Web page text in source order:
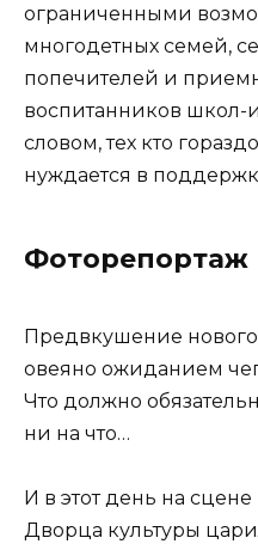
ограниченными
многодетных семей,
попечителей и
воспитанников школ-
словом, тех кто
нуждается в
Фоторепортаж
Предвкушение
овеяно ожиданием
Что должно
ни на что…
И в этот день на
Дворца культуры